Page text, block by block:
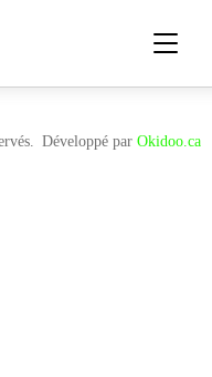
Développé par Okidoo.ca